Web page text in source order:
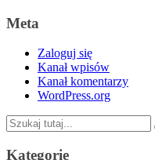
Meta
Zaloguj się
Kanał wpisów
Kanał komentarzy
WordPress.org
Szukaj:
Kategorie